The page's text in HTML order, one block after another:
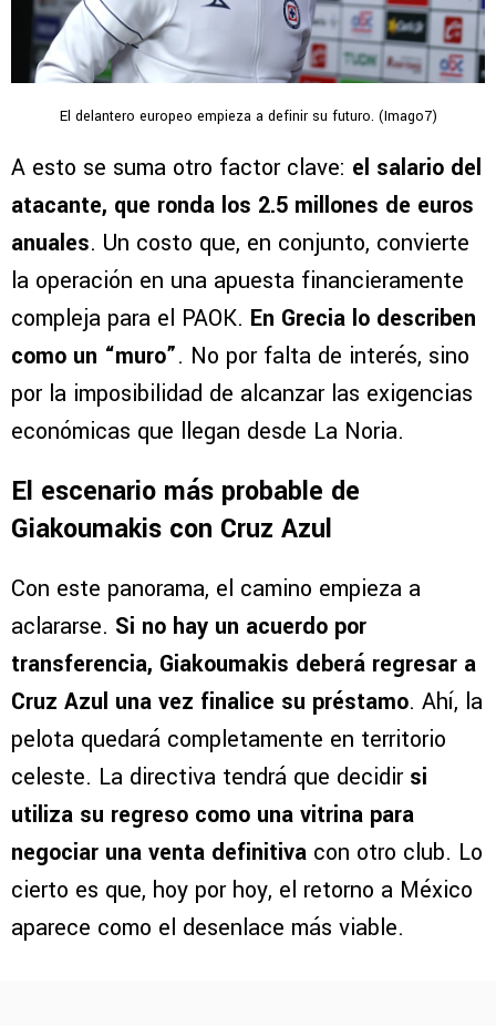
El delantero europeo empieza a definir su futuro. (Imago7)
A esto se suma otro factor clave: el salario del
atacante, que ronda los 2.5 millones de euros
anuales. Un costo que, en conjunto, convierte
la operación en una apuesta financieramente
compleja para el PAOK. En Grecia lo describen
como un “muro”. No por falta de interés, sino
por la imposibilidad de alcanzar las exigencias
económicas que llegan desde La Noria.
El escenario más probable de
Giakoumakis con Cruz Azul
Con este panorama, el camino empieza a
aclararse. Si no hay un acuerdo por
transferencia, Giakoumakis deberá regresar a
Cruz Azul una vez finalice su préstamo. Ahí, la
pelota quedará completamente en territorio
celeste. La directiva tendrá que decidir si
utiliza su regreso como una vitrina para
negociar una venta definitiva con otro club. Lo
cierto es que, hoy por hoy, el retorno a México
aparece como el desenlace más viable.